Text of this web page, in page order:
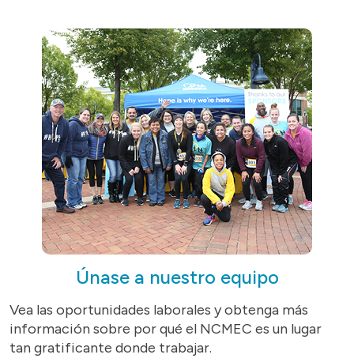
Únase a nuestro equipo
Vea las oportunidades laborales y obtenga más
información sobre por qué el NCMEC es un lugar
tan gratificante donde trabajar.